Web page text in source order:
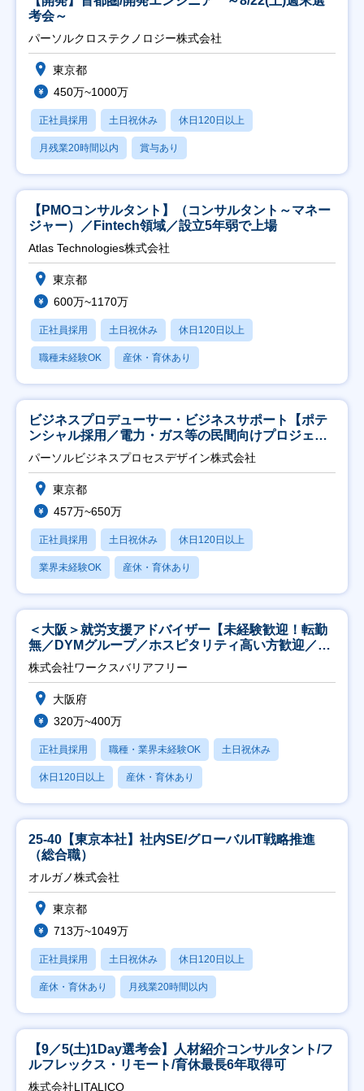
考会～
パーソルクロステクノロジー株式会社
東京都
450万~1000万
正社員採用 土日祝休み 休日120日以上
月残業20時間以内 賞与あり
【PMOコンサルタント】（コンサルタント～マネー
ジャー）／Fintech領域／設立5年弱で上場
Atlas Technologies株式会社
東京都
600万~1170万
正社員採用 土日祝休み 休日120日以上
職種未経験OK 産休・育休あり
ビジネスプロデューサー・ビジネスサポート【ポテ
ンシャル採用／電力・ガス等の民間向けプロジェク
ト推進】
パーソルビジネスプロセスデザイン株式会社
東京都
457万~650万
正社員採用 土日祝休み 休日120日以上
業界未経験OK 産休・育休あり
＜大阪＞就労支援アドバイザー【未経験歓迎！転勤
無／DYMグループ／ホスピタリティ高い方歓迎／土
日祝】
株式会社ワークスバリアフリー
大阪府
320万~400万
正社員採用 職種・業界未経験OK 土日祝休み
休日120日以上 産休・育休あり
25-40【東京本社】社内SE/グローバルIT戦略推進
（総合職）
オルガノ株式会社
東京都
713万~1049万
正社員採用 土日祝休み 休日120日以上
産休・育休あり 月残業20時間以内
【9／5(土)1Day選考会】人材紹介コンサルタント/フ
ルフレックス・リモート/育休最長6年取得可
株式会社LITALICO